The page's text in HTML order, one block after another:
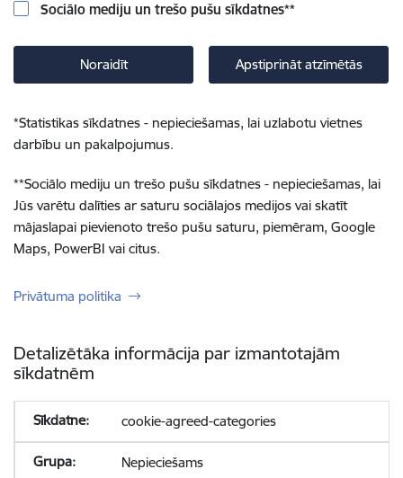
Sociālo mediju un trešo pušu sīkdatnes**
Noraidīt Apstiprināt atzīmētās
*Statistikas sīkdatnes - nepieciešamas, lai uzlabotu vietnes
darbību un pakalpojumus.
**Sociālo mediju un trešo pušu sīkdatnes - nepieciešamas, lai
Jūs varētu dalīties ar saturu sociālajos medijos vai skatīt
mājaslapai pievienoto trešo pušu saturu, piemēram, Google
Maps, PowerBI vai citus.
Privātuma politika
Detalizētāka informācija par izmantotajām
sīkdatnēm
cookie-agreed-categories
Nepieciešams